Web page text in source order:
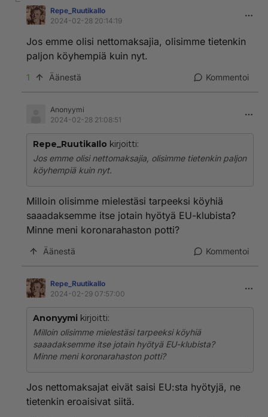
Repe_RuutikaIlo
2024-02-28 20:14:19
Jos emme olisi nettomaksajia, olisimme tietenkin
paljon köyhempiä kuin nyt.
1 Äänestä Kommentoi
Anonyymi
2024-02-28 21:08:51
Repe_RuutikaIlo kirjoitti:
Jos emme olisi nettomaksajia, olisimme tietenkin paljon
köyhempiä kuin nyt.
Milloin olisimme mielestäsi tarpeeksi köyhiä
saaadaksemme itse jotain hyötyä EU-klubista?
Minne meni koronarahaston potti?
Äänestä Kommentoi
Repe_RuutikaIlo
2024-02-29 07:57:00
Anonyymi kirjoitti:
Milloin olisimme mielestäsi tarpeeksi köyhiä
saaadaksemme itse jotain hyötyä EU-klubista?
Minne meni koronarahaston potti?
Jos nettomaksajat eivät saisi EU:sta hyötyjä, ne
tietenkin eroaisivat siitä.